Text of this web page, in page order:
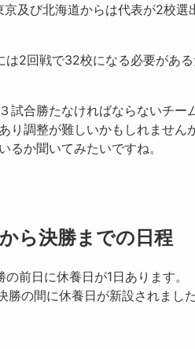
及び北海道からは代表が2校
2回戦で32校になる必要があ
合勝たなければならないチー
調整が難しいかもしれません
るか聞いてみたいですね。
ら決勝までの日程
の前日に休養日が1日あります。
の間に休養日が新設されました